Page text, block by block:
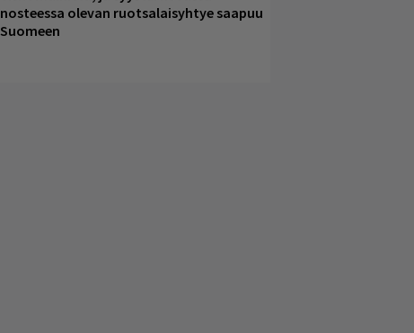
nosteessa olevan ruotsalaisyhtye saapuu
Suomeen